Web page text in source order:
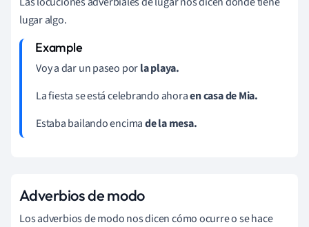
lugar algo.
Voy a dar un paseo porla playa.
La fiesta se está celebrando ahoraen casa de Mia.
Estaba bailando encimade la mesa.
Adverbios de modo
Los adverbios de modo nos dicen cómo ocurre o se hace